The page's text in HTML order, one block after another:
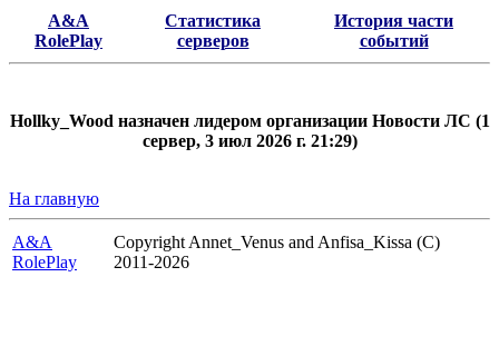
A&A
RolePlay
Статистика
серверов
История части
событий
Hollky_Wood назначен лидером организации Новости ЛС (1
сервер, 3 июл 2026 г. 21:29)
На главную
A&A
RolePlay
Copyright Annet_Venus and Anfisa_Kissa (C)
2011-2026